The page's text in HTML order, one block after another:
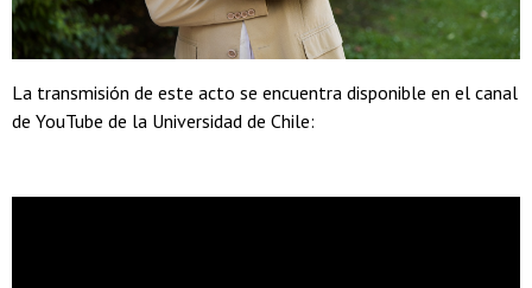
La transmisión de este acto se encuentra disponible en el canal
de YouTube de la Universidad de Chile: